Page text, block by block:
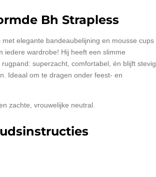
Bh Strapless
met elegante bandeaubelijning en mousse cups
iedere wardrobe! Hij heeft een slimme
superzacht, comfortabel, én blijft stevig
Ideaal om te dragen onder feest- en
zachte, vrouwelijke neutral.